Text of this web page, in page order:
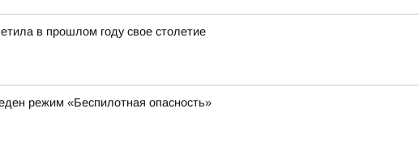
в прошлом году свое столетие
режим «Беспилотная опасность»